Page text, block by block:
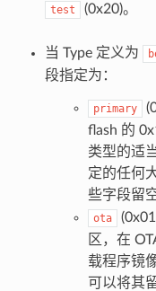
test (0x20)。
当 Type 定义为
段指定为：
primary
flash 的
类型的适
定的任何
些字段留
ota
区，在
载程序镜
可以将其